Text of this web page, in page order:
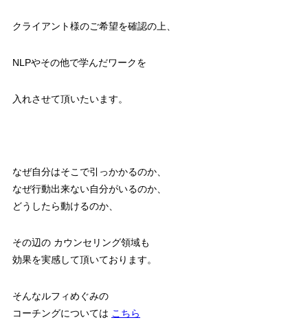
クライアント様のご希望を確認の上、
NLPやその他で学んだワークを
入れさせて頂いたいます。
なぜ自分はそこで引っかかるのか、
なぜ行動出来ない自分がいるのか、
どうしたら動けるのか、
その辺の カウンセリング領域も
効果を実感して頂いております。
そんなルフィめぐみの
コーチングについては こちら